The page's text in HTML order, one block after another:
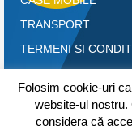
TRANSPORT
TERMENI SI
CONTACT
Folosim cookie-uri
website-ul nostru.
considera că